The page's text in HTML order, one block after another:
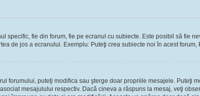
specific, fie din forum, fie pe ecranul cu subiecte. Este posibil să fie
de jos a ecranului. Exemplu: Puteţi crea subiecte noi în acest forum,
forumului, puteţi modifica sau şterge doar propriile mesajele. Puteţi
asociat mesajulului respectiv. Dacă cineva a răspuns la mesaj, veţi